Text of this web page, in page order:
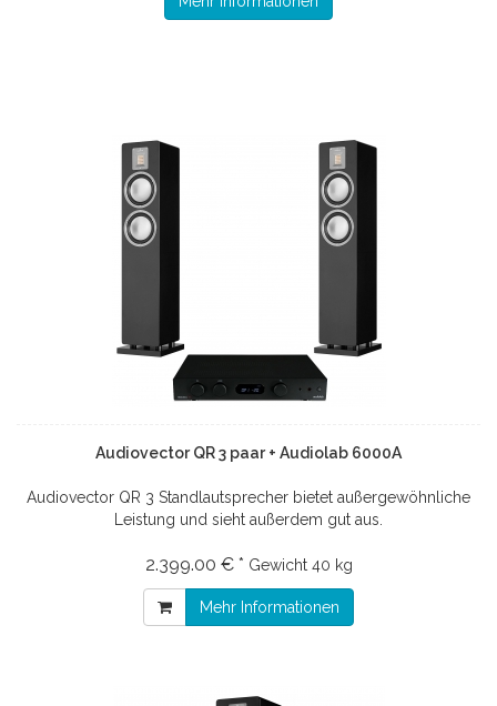
Audiovector QR 3 paar + Audiolab 6000A
Audiovector QR 3 Standlautsprecher bietet außergewöhnliche
Leistung und sieht außerdem gut aus.
2.399.00 € * Gewicht 40 kg
Mehr Informationen